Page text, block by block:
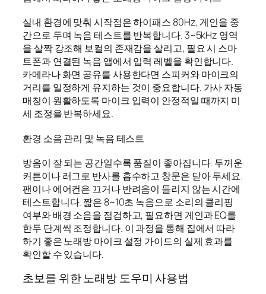
실내 환경에 맞춰 시작점은 하이패스 80Hz, 게인을 중
간으로 두며 녹음 테스트를 반복합니다. 3~5kHz 영역
을 살짝 강조해 보컬의 존재감을 살리고, 필요 시 스마
트폰과 연결된 녹음 앱에서 입력 레벨을 확인합니다.
카메라나 화면 공유를 사용한다면 스피커와 마이크의
거리를 일정하게 유지하는 것이 중요합니다. 가사 자동
매칭이 원활하도록 마이크 입력이 안정적일 때까지 미
세 조정을 반복하세요.
환경 소음 관리 및 녹음 테스트
방음이 잘 되는 공간일수록 품질이 좋아집니다. 두꺼운
커튼이나 러그로 반사를 흡수하고 창문은 닫아 두세요.
팬이나 에어컨은 끄거나 반려음이 들리지 않는 시간에
테스트합니다. 짧은 8~10초 녹음으로 소리의 클리핑
여부와 배경 소음을 점검하고, 필요하면 게인과 EQ를
한두 단계씩 조정합니다. 이 과정을 통해 집에서 따라
하기 좋은 노래방 마이크 설정 가이드의 실제 효과를
확인할 수 있습니다.
초보를 위한 노래방 도우미 사용법